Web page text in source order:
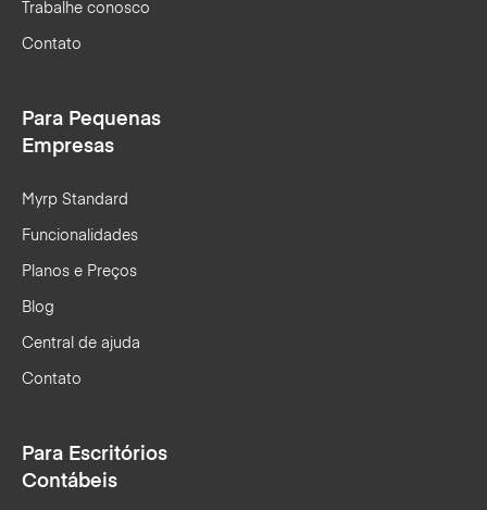
Trabalhe conosco
Contato
Para Pequenas
Empresas
Myrp Standard
Funcionalidades
Planos e Preços
Blog
Central de ajuda
Contato
Para Escritórios
Contábeis